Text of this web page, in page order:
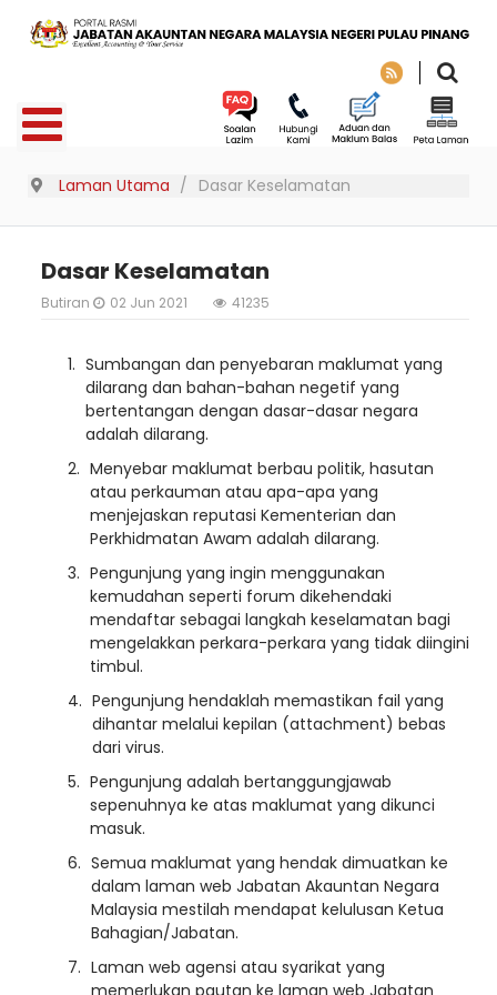
Laman Utama Dasar Keselamatan
Dasar Keselamatan
Butiran 02 Jun 2021 41235
Sumbangan dan penyebaran maklumat yang
dilarang dan bahan-bahan negetif yang
bertentangan dengan dasar-dasar negara
adalah dilarang.
Menyebar maklumat berbau politik, hasutan
atau perkauman atau apa-apa yang
menjejaskan reputasi Kementerian dan
Perkhidmatan Awam adalah dilarang.
Pengunjung yang ingin menggunakan
kemudahan seperti forum dikehendaki
mendaftar sebagai langkah keselamatan bagi
mengelakkan perkara-perkara yang tidak diingini
timbul.
Pengunjung hendaklah memastikan fail yang
dihantar melalui kepilan (attachment) bebas
dari virus.
Pengunjung adalah bertanggungjawab
sepenuhnya ke atas maklumat yang dikunci
masuk.
Semua maklumat yang hendak dimuatkan ke
dalam laman web Jabatan Akauntan Negara
Malaysia mestilah mendapat kelulusan Ketua
Bahagian/Jabatan.
Laman web agensi atau syarikat yang